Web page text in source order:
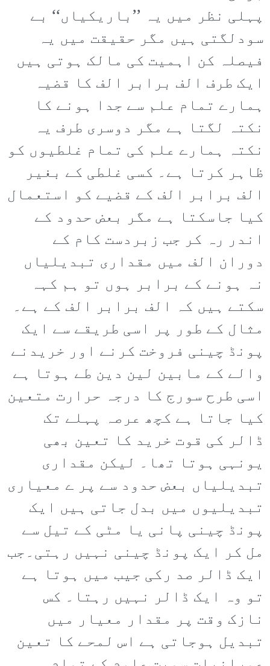
پہلی نظر میں یہ ’’باریکیاں‘‘ بے
سودلگتی ہیں مگر حقیقت میں یہ
فیصلہ کن اہمیت کی مالک ہوتی ہیں
ایک طرف الف برابر الف کا قضیہ
ہمارے تمام علم سے جدا ہونے کا
نکتہ لگتا ہے مگر دوسری طرف یہ
نکتہ ہمارے علم کی تمام غلطیوں کو
ظاہر کرتا ہے۔ کسی غلطی کے بغیر
الف برابر الف کے قضیے کو استعمال
کیا جاسکتا ہے مگر بعض حدود کے
اندر رہ کر جب زبردست کام کے
دوران الف میں مقداری تبدیلیاں
نہ ہونے کے برابر ہوں تو ہم کہہ
سکتے ہیں کہ الف برابر الف کے ہے۔
مثال کے طور پر اسی طریقے سے ایک
پونڈ چینی فروخت کرنے اور خریدنے
والے کے مابین لین دین طے ہوتا ہے
اسی طرح سورج کا درجہ حرارت متعین
کیا جاتا ہے کچھ عرصہ پہلے تک
ڈالر کی قوت خرید کا تعین بھی
یونہی ہوتا تھا۔ لیکن مقداری
تبدیلیاں بعض حدود سے پر ے معیاری
تبدیلیوں میں بدل جاتی ہیں ایک
پونڈ چینی پانی یا مٹی کے تیل سے
مل کر ایک پونڈ چینی نہیں رہتی۔جب
ایک ڈالر صد رکی جیب میں ہوتا ہے
تو وہ ایک ڈالر نہیں رہتا۔ کس
نازک وقت پر مقدار معیار میں
تبدیل ہوجاتی ہے اس لمحے کا تعین